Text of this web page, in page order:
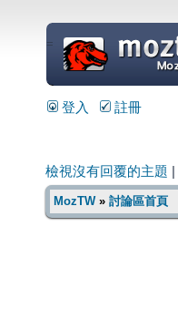
=
登入 註冊
檢視沒有回覆的主題
MozTW» 討論區首頁